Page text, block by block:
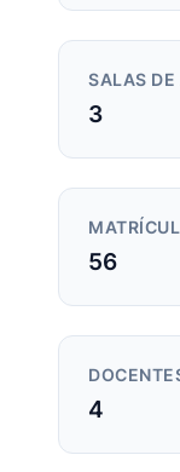
SALAS DE
3
56
4